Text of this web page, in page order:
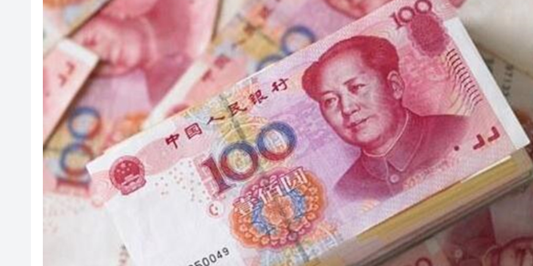
瀋陽鐵西校園閱讀活動解鎖閱讀新玩法
黎智英案｜吳良好：依法公正處理黎智英求情 罪證如山豈能妄想輕判
騰出更多時間專注做好宏福苑火災獨立委員會工作 李家超暫停3項公職委任
50餘位頂尖專家共話時代命題
海南澄邁文儒煥新升級 五組數據見證文儒沉香從傳統邁向現代
梁振英率港區全國政協委員考察團來瓊考察
2025年海南儋州以舊換新帶動消費約18億元
山東26戶省屬國企去年合計營收2.58萬億 利潤總額近936億
瀋陽鐵西校園閱讀活動解鎖閱讀新玩法